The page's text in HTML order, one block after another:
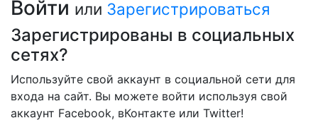
Войти или Зарегистрироваться
Зарегистрированы в социальных
сетях?
Используйте свой аккаунт в социальной сети для
входа на сайт. Вы можете войти используя свой
аккаунт Facebook, вКонтакте или Twitter!